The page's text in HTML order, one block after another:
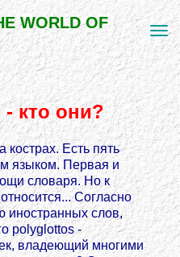
WORLD OF
кто они?
кострах. Есть пять
языком. Первая и
словаря. Но к
Согласно
иностранных слов,
polyglottos -
владеющий многими